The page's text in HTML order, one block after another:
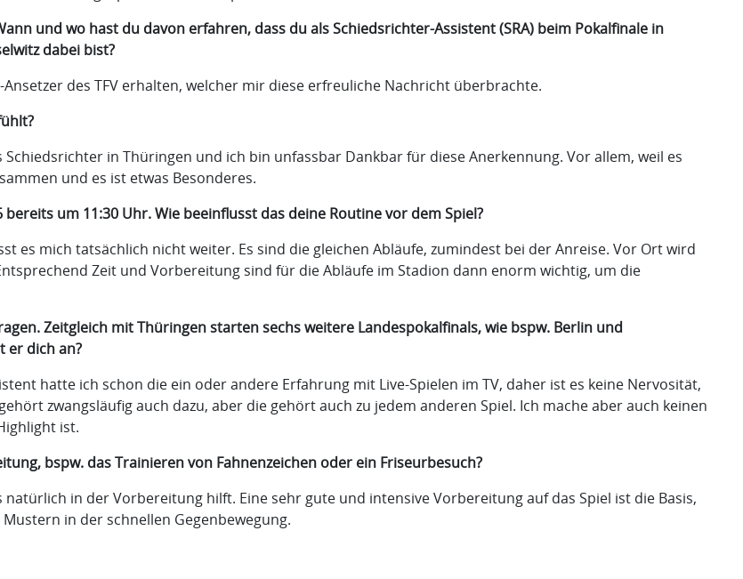
und wo hast du davon erfahren, dass du als Schiedsrichter-Assistent (SRA) beim Pokalfinale in
dabei bist?
des TFV erhalten, welcher mir diese erfreuliche Nachricht überbrachte.
Schiedsrichter in Thüringen und ich bin unfassbar Dankbar für diese Anerkennung. Vor allem, weil es
und es ist etwas Besonderes.
um 11:30 Uhr. Wie beeinflusst das deine Routine vor dem Spiel?
es mich tatsächlich nicht weiter. Es sind die gleichen Abläufe, zumindest bei der Anreise. Vor Ort wird
Zeit und Vorbereitung sind für die Abläufe im Stadion dann enorm wichtig, um die
Zeitgleich mit Thüringen starten sechs weitere Landespokalfinals, wie bspw. Berlin und
er dich an?
hatte ich schon die ein oder andere Erfahrung mit Live-Spielen im TV, daher ist es keine Nervosität,
zwangsläufig auch dazu, aber die gehört auch zu jedem anderen Spiel. Ich mache aber auch keinen
ist.
bspw. das Trainieren von Fahnenzeichen oder ein Friseurbesuch?
in der Vorbereitung hilft. Eine sehr gute und intensive Vorbereitung auf das Spiel ist die Basis,
in der schnellen Gegenbewegung.